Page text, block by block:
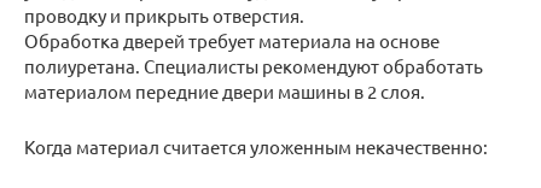
проводку и прикрыть отверстия.
Обработка дверей требует материала на основе
полиуретана. Специалисты рекомендуют обработать
материалом передние двери машины в 2 слоя.
Когда материал считается уложенным некачественно: